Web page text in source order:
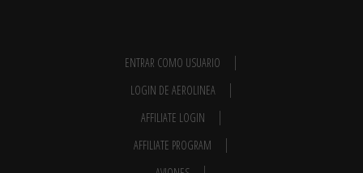
ENTRAR COMO USUARIO
LOGIN DE AEROLINEA
AFFILIATE LOGIN
AFFILIATE PROGRAM